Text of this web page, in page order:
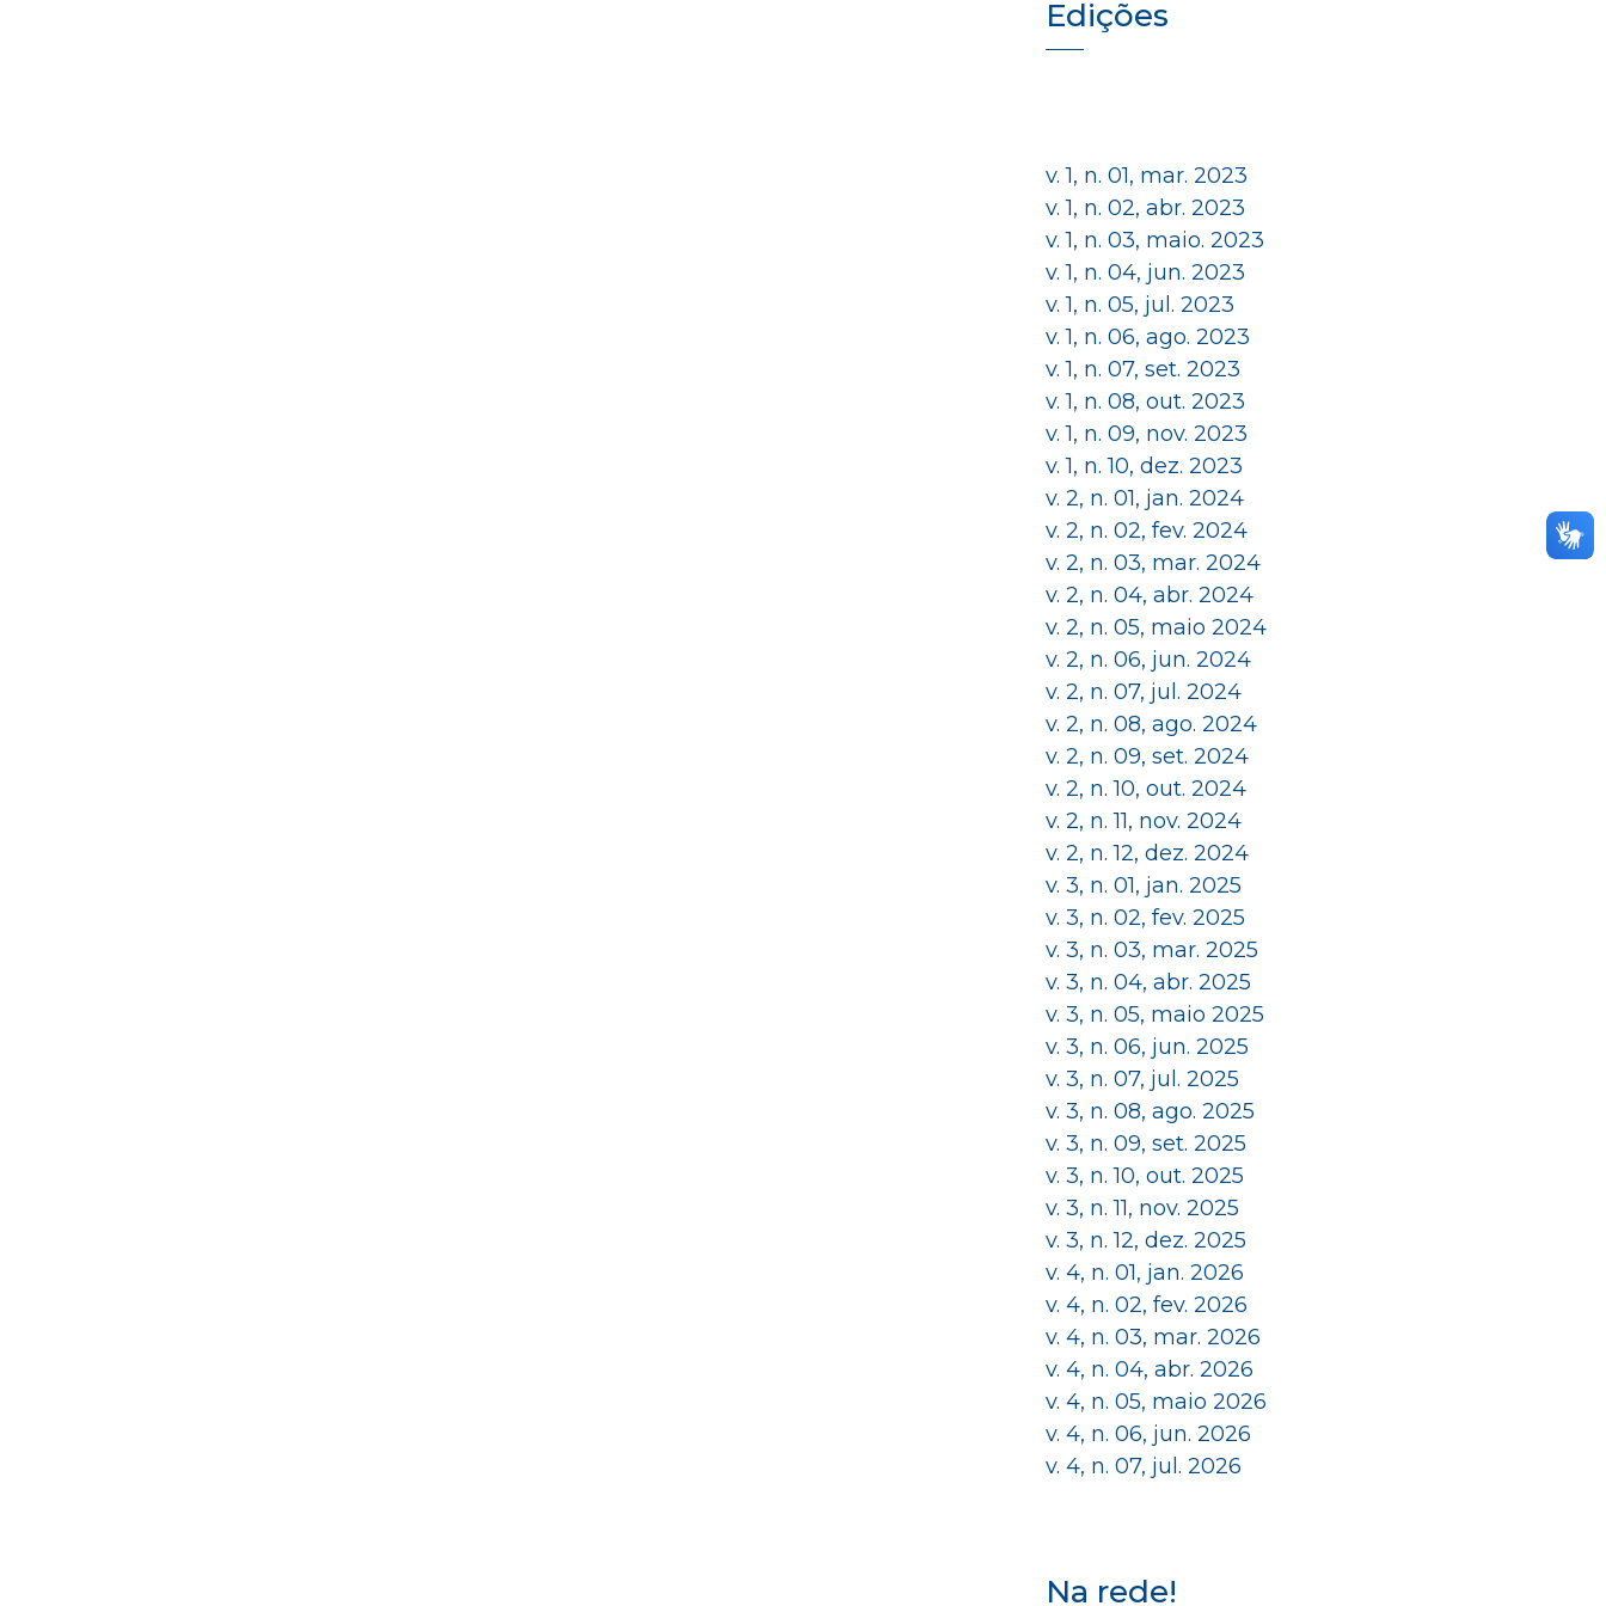
Edições
v. 1, n. 01, mar. 2023
v. 1, n. 02, abr. 2023
v. 1, n. 03, maio. 2023
v. 1, n. 04, jun. 2023
v. 1, n. 05, jul. 2023
v. 1, n. 06, ago. 2023
v. 1, n. 07, set. 2023
v. 1, n. 08, out. 2023
v. 1, n. 09, nov. 2023
v. 1, n. 10, dez. 2023
v. 2, n. 01, jan. 2024
v. 2, n. 02, fev. 2024
v. 2, n. 03, mar. 2024
v. 2, n. 04, abr. 2024
v. 2, n. 05, maio 2024
v. 2, n. 06, jun. 2024
v. 2, n. 07, jul. 2024
v. 2, n. 08, ago. 2024
v. 2, n. 09, set. 2024
v. 2, n. 10, out. 2024
v. 2, n. 11, nov. 2024
v. 2, n. 12, dez. 2024
v. 3, n. 01, jan. 2025
v. 3, n. 02, fev. 2025
v. 3, n. 03, mar. 2025
v. 3, n. 04, abr. 2025
v. 3, n. 05, maio 2025
v. 3, n. 06, jun. 2025
v. 3, n. 07, jul. 2025
v. 3, n. 08, ago. 2025
v. 3, n. 09, set. 2025
v. 3, n. 10, out. 2025
v. 3, n. 11, nov. 2025
v. 3, n. 12, dez. 2025
v. 4, n. 01, jan. 2026
v. 4, n. 02, fev. 2026
v. 4, n. 03, mar. 2026
v. 4, n. 04, abr. 2026
v. 4, n. 05, maio 2026
v. 4, n. 06, jun. 2026
v. 4, n. 07, jul. 2026
Na rede!